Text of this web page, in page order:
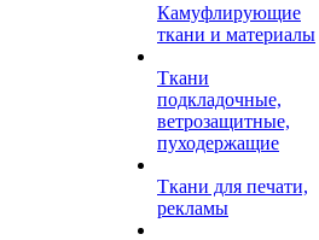
Камуфлирующие
ткани и материалы
Ткани
подкладочные,
ветрозащитные,
пуходержащие
Ткани для печати,
рекламы